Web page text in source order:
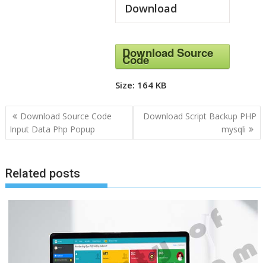
Download
Download Source
Code
Size: 164 KB
N
a
g
a
Download Source Code
Input Data Php Popup
Download Script Backup PHP
mysqli
Related posts